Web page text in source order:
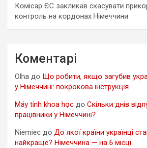
Комісар ЄС закликав скасувати
контроль на кордонах Німеччини
Коментарі
Olha до Що робити, якщо загубив
у Німеччині: покрокова інструкція
Máy tính khoa học до Скільки днів
працівники у Німеччині?
Niemiec до До якої країни українці
найкраще? Німеччина — на 6 місці